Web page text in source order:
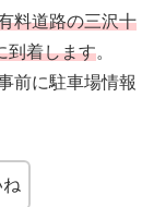
料道路の三沢十
到着します。
前に駐車場情報